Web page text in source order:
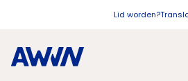
Lid worden?